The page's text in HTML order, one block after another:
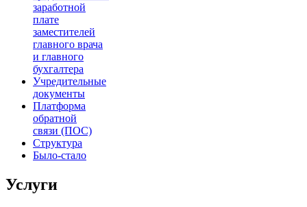
заработной
плате
заместителей
главного врача
и главного
бухгалтера
Учредительные
документы
Платформа
обратной
связи (ПОС)
Структура
Было-стало
Услуги